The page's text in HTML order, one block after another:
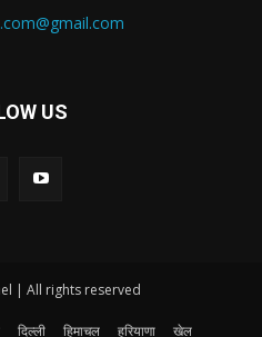
US
| All rights reserved
दिल्ली हिमाचल हरियाणा खेल